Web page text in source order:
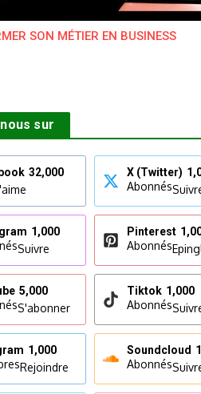
SON MÉTIER EN BUSINESS
sur
32,000 X (Twitter)
Abonnés
1,000
Suivre
Pinterest
Abonnés
5,000
S'abonner
Tiktok 1,000
Abonnés
1,000
Rejoindre
Soundcloud
Abonnés